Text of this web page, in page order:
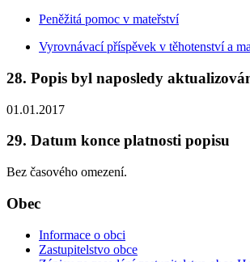
Peněžitá pomoc v mateřství
Vyrovnávací příspěvek v těhotenství a
28. Popis byl naposledy
01.01.2017
29. Datum konce platnosti popisu
Bez časového omezení.
Obec
Informace o obci
Zastupitelstvo obce